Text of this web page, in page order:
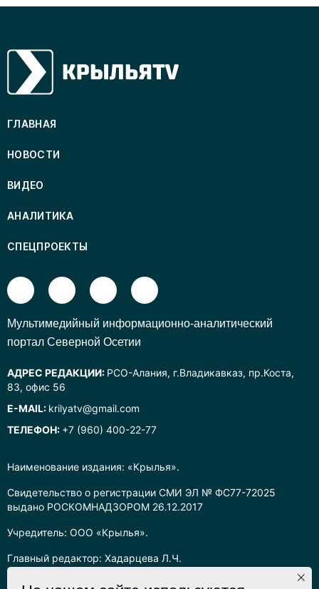
Наименование издания: «Крылья».
Свидетельство о регистрации СМИ ЭЛ № ФС77-72025
выдано РОСКОМНАДЗОРОМ 26.12.2017
Учредитель: ООО «Крылья».
Главный редактор: Хадарцева Л.Ч.
Информация на сайте предназначена для лиц старше 16 лет.
ГЛАВНАЯ
НОВОСТИ
ВИДЕО
АНАЛИТИКА
СПЕЦПРОЕКТЫ
Mультимедийный информационно-аналитический
портал Северной Осетии
АДРЕС РЕДАКЦИИ: РСО-Алания, г.Владикавказ, пр.Коста,
83, офис 56
E-MAIL: krilyatv@gmail.com
ТЕЛЕФОН: +7 (960) 400-22-77